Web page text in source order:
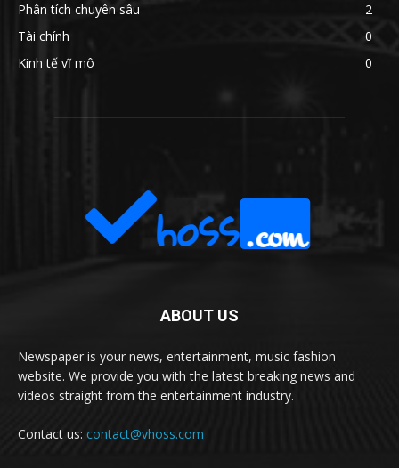
Phân tích chuyên sâu
2
Tài chính
0
Kinh tế vĩ mô
0
ABOUT US
Newspaper is your news, entertainment, music fashion
website. We provide you with the latest breaking news and
videos straight from the entertainment industry.
Contact us: contact@vhoss.com